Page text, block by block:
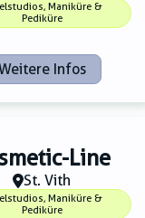
Maniküre &
Pediküre
Infos
Line
St. Vith
Maniküre &
Pediküre